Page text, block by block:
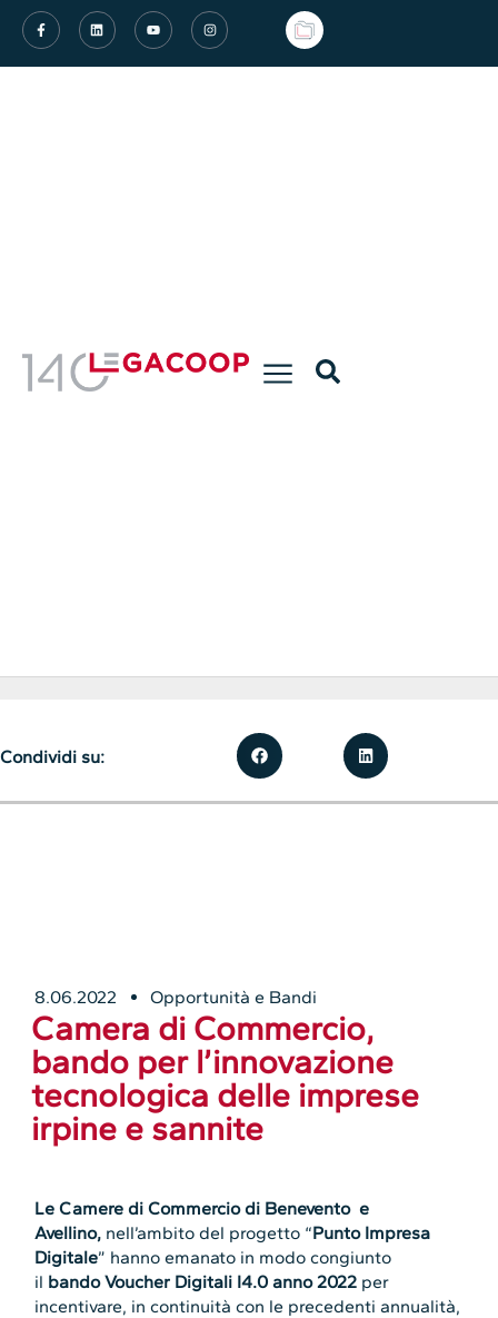
8.06.2022 Opportunità e Bandi
Camera di Commercio,
bando per l’innovazione
tecnologica delle imprese
irpine e sannite
Le Camere di Commercio di Benevento e
Avellino, nell’ambito del progetto “Punto Impresa
Digitale” hanno emanato in modo congiunto
il bando Voucher Digitali I4.0 anno 2022 per
incentivare, in continuità con le precedenti annualità,
Condividi su: